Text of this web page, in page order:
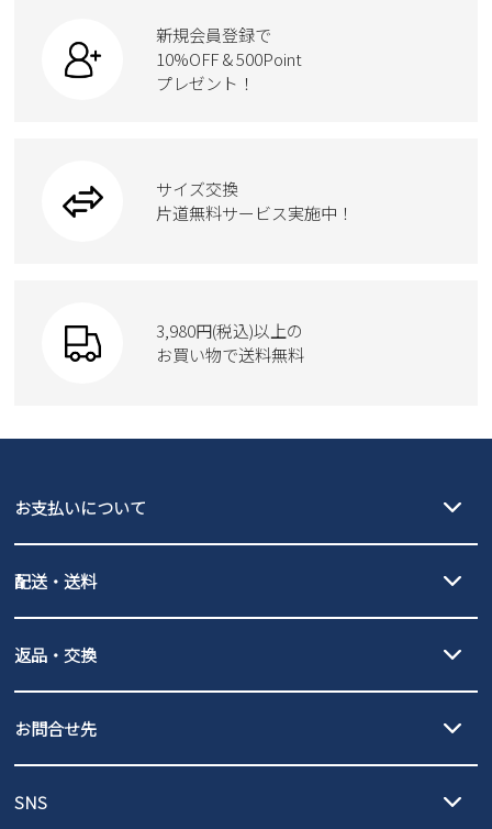
新規会員登録で
10%OFF & 500Point
プレゼント！
サイズ交換
片道無料サービス実施中！
3,980円(税込)以上の
お買い物で送料無料
お支払いについて
PayPay（オンライン決済）、代金引換のご利用が可能です。
配送・送料
北海道・本州・四国・九州…550円
3,980円（税込）以上お買い上げで送料無料
発送日・送料詳細については
ご利用ください。
全国一律…220円（税込）
発送日・送料詳細についてはご利用ガイドを
ご利用ください。
返品・交換
の片道無料サービスを実施中！
ントとしても安心してご利用いただけるよう、サイズ交換の受付期
お問合せ先
営業時間：11時～17時
SNS